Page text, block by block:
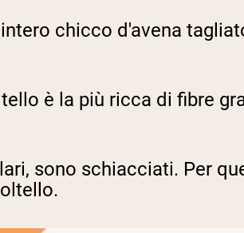
chicco d'avena
è la più ricca di fibre
sono schiacciati. Per